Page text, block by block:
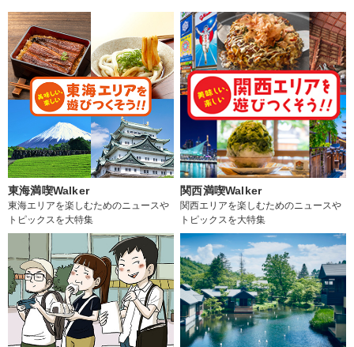
東海満喫Walker
東海エリアを楽しむためのニュースや
トピックスを大特集
関西満喫Walker
関西エリアを楽しむためのニュースや
トピックスを大特集